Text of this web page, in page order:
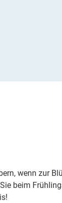
wenn zur
beim